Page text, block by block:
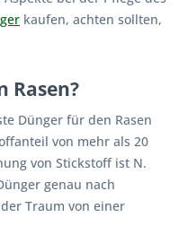
kaufen, achten sollten,
Rasen?
Dünger für den Rasen
von mehr als 20
von Stickstoff ist N.
genau nach
Traum von einer